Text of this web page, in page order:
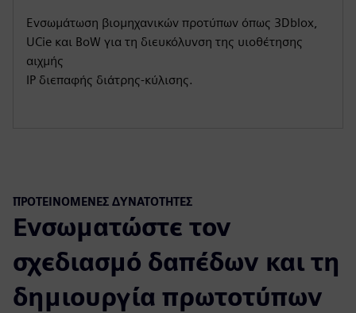
Ενσωμάτωση βιομηχανικών προτύπων όπως 3Dblox,
UCie και BoW για τη διευκόλυνση της υιοθέτησης
αιχμής
IP διεπαφής διάτρης-κύλισης.
ΠΡΟΤΕΙΝΌΜΕΝΕΣ ΔΥΝΑΤΌΤΗΤΕΣ
Ενσωματώστε τον
σχεδιασμό δαπέδων και τη
δημιουργία πρωτοτύπων